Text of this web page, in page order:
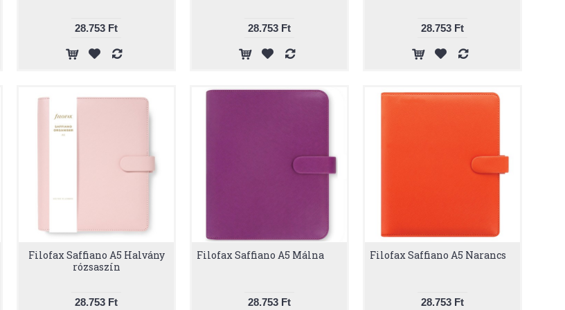
28.753 Ft 28.753 Ft 28.753 Ft
Filofax Saffiano A5 Halvány
rózsaszín
28.753 Ft
Filofax Saffiano A5 Málna
28.753 Ft
Filofax Saffiano A5 Narancs
28.753 Ft